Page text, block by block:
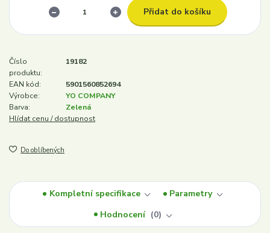
Přidat do košíku
Číslo
produktu:
19182
EAN kód:
5901560852694
Výrobce:
YO COMPANY
Barva:
Zelená
Hlídat cenu / dostupnost
Do oblíbených
Kompletní specifikace
Parametry
Hodnocení
0